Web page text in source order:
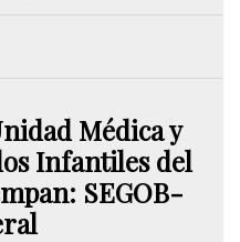
Médica y
Infantiles del
SEGOB-